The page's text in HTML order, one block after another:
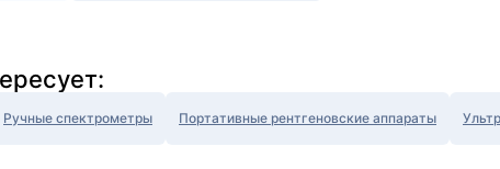
Ручные спектрометры Портативные рентгеновские аппараты